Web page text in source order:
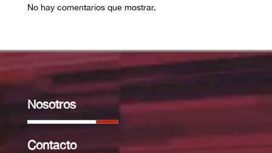
No hay comentarios que mostrar.
Nosotros
Contacto